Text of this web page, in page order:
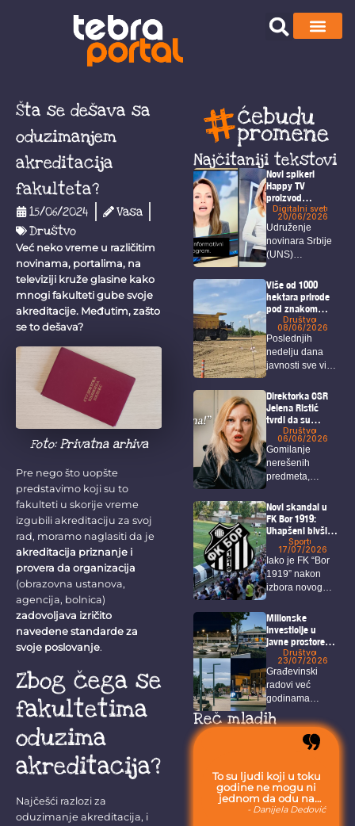
Šta se dešava sa
oduzimanjem
akreditacija
fakulteta?
15/06/2024
Vasa
Društvo
Već neko vreme u različitim
novinama, portalima, na
televiziji kruže glasine kako
mnogi fakulteti gube svoje
akreditacije. Međutim, zašto
se to dešava?
Foto: Privatna arhiva
Pre nego što uopšte
predstavimo koji su to
fakulteti u skorije vreme
izgubili akreditaciju za svoj
rad, moramo naglasiti da je
akreditacija priznanje i
provera da organizacija
(obrazovna ustanova,
agencija, bolnica)
zadovoljava izričito
navedene standarde za
svoje poslovanje.
Zbog čega se
fakultetima
oduzima
akreditacija?
Najčešći razlozi za
oduzimanje akreditacija, i
Najčitaniji tekstovi
Novi spikeri
Happy TV
proizvod
veštačke
inteligencije
Digitalni svet
20/06/2026
Udruženje
novinara Srbije
(UNS)
Happy TV nije
obavestila...
Više od 1000
hektara prirode
pod znakom
pitanja: U planu
je izgradnja
velikog
rudarskog
kompleksa u
Društvo
08/06/2026
Poslednjih
nedelju dana
javnosti sve više
istražni radovi...
Direktorka CSR
Jelena Ristić
tvrdi da su
navodi o čekanju
rešenja za isplatu
neistiniti –
Održan protest
ispred CSR
Društvo
06/06/2026
Gomilanje
nerešenih
predmeta,
kašnjenje isplata
za porodilje,
onkološke
bolesnike...
Novi skandal u
FK Bor 1919:
Uhapšeni bivši
predsednik,
sekretar i igrači
Sport
17/07/2026
Iako je FK “Bor
1919” nakon
izbora novog
Milionske
investicije u
javne prostore
koje Borani jedva
koriste
Društvo
23/07/2026
Građevinski
radovi već
godinama
predstavljaju
prepoznatljivu
sliku Bora, a
Reč mladih
To su ljudi koji u toku
godine ne mogu ni
jednom da odu na
more, jer moraju da
- Danijela Dedović